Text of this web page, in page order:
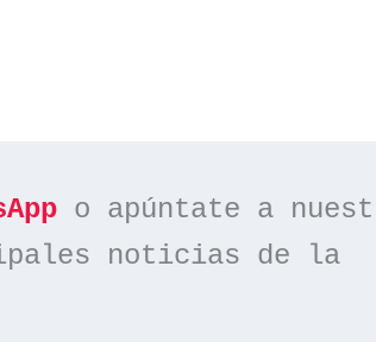
noticias de la